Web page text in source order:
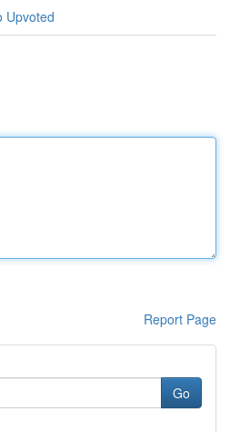
Upvoted
Report Page
Go